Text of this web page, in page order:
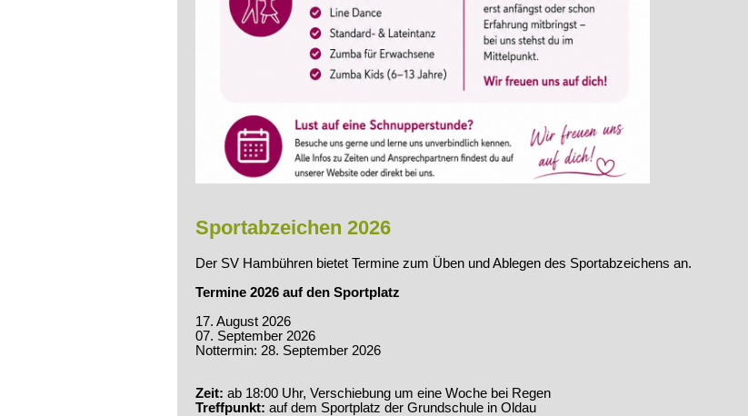
Sportabzeichen 2026
Der SV Hambühren bietet Termine zum Üben und Ablegen des Sportabzeichens an.
Termine 2026 auf den Sportplatz
17. August 2026
07. September 2026
Nottermin: 28. September 2026
Zeit: ab 18:00 Uhr, Verschiebung um eine Woche bei Regen
Treffpunkt: auf dem Sportplatz der Grundschule in Oldau